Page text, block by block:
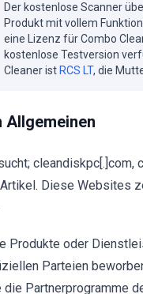
Der kostenlose Scanner
Produkt mit vollem
eine Lizenz für Combo
kostenlose Testversion
Cleaner ist RCS LT, die
cleandiskpc[.]com,
Diese Websites
Produkte oder
Parteien
Partnerprogramme